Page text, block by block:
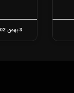
3 بهمن 1402